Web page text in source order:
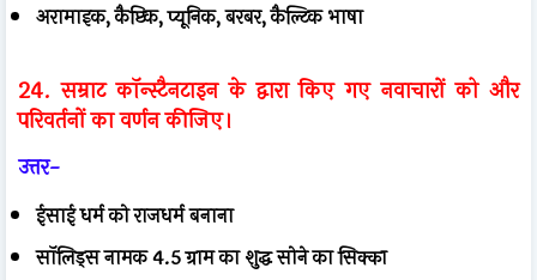
अरामाइक, कैप्टिक, प्यूनिक, बरबर, कैल्टिक भाषा
24. सम्राट कॉन्स्टैनटाइन के द्वारा किए गए नवाचारों को और
परिवर्तनों का वर्णन कीजिए।
उत्तर-
ईसाई धर्म को राजधर्म बनाना
सॉलिड्स नामक 4.5 ग्राम का शुद्ध सोने का सिक्का